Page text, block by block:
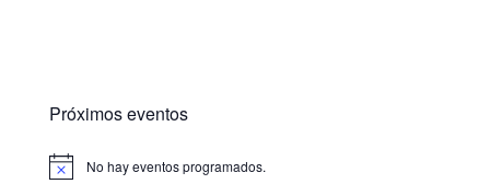
Próximos eventos
No hay eventos programados.